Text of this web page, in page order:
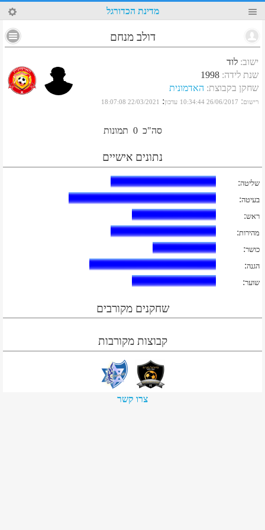
19 מדינת הכדורגל
דולב מנחם
ישוב: לוד
שנת לידה:
1998
שחקן בקבוצת: האדמונית
רישום:
26/06/2017 10:34:44 עדכון:
22/03/2021 18:07:08
סה"כ 0 תמונות
נתונים אישיים
שליטה:
בעיטה:
ראש:
מהירות:
כושר:
הגנה:
שוער:
שחקנים מקורבים
קבוצות מקורבות
צרו קשר